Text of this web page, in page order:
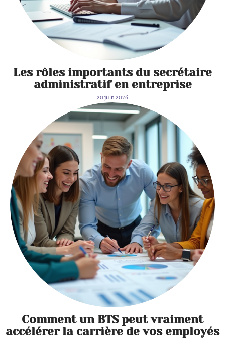
Les rôles importants du secrétaire
administratif en entreprise
20 juin 2026
Comment un BTS peut vraiment
accélérer la carrière de vos employés